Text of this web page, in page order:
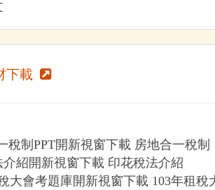
下載
稅制PPT開新視窗下載 房地合一稅制
介紹開新視窗下載 印花稅法介紹
大會考題庫開新視窗下載 103年租稅